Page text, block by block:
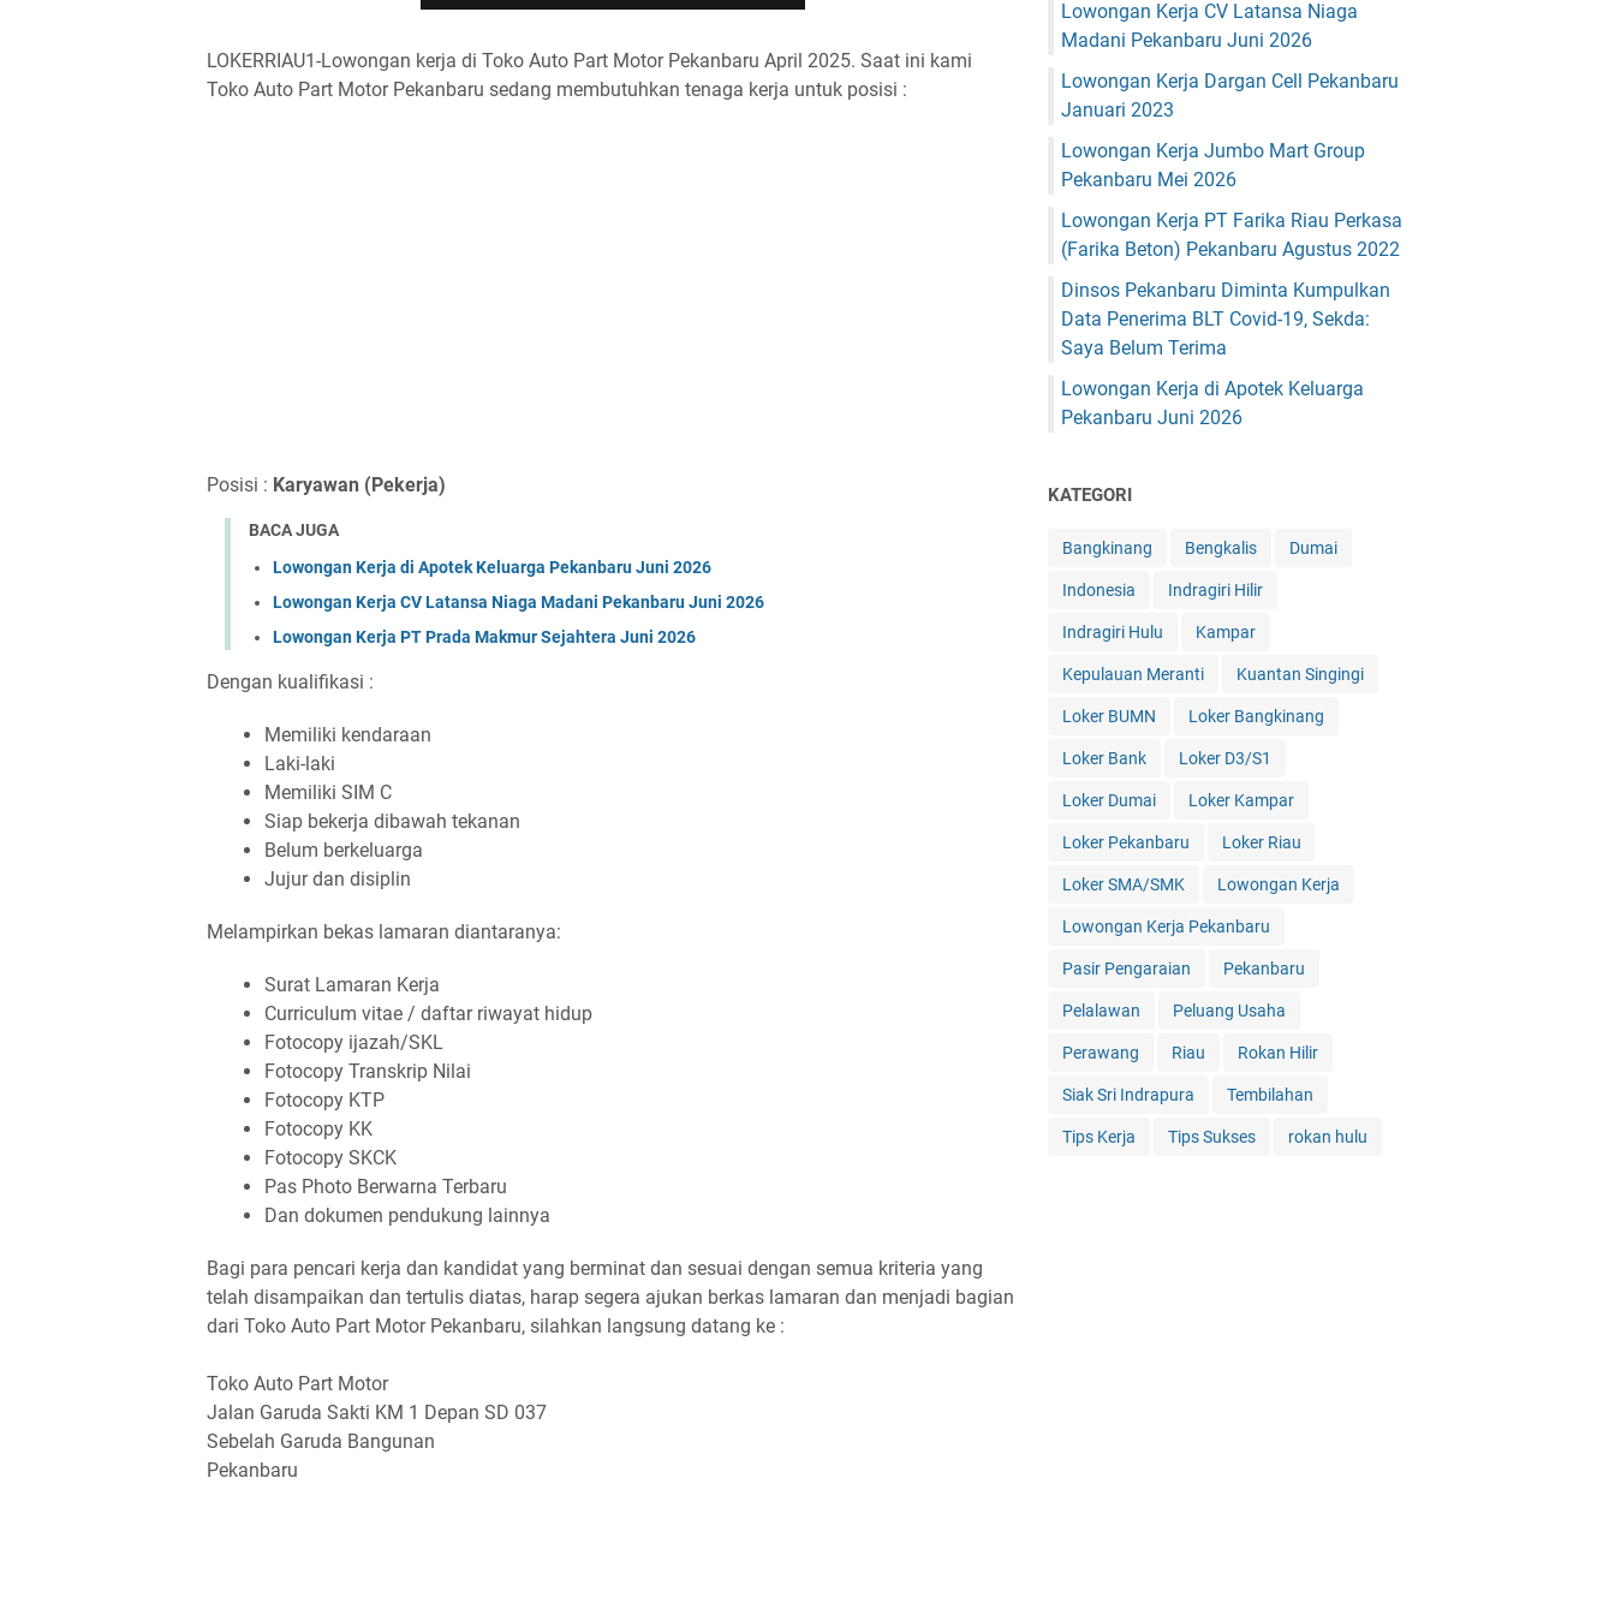
LOKERRIAU1-Lowongan kerja di Toko Auto Part Motor Pekanbaru April 2025. Saat ini kami
Toko Auto Part Motor Pekanbaru sedang membutuhkan tenaga kerja untuk posisi :
Posisi : Karyawan (Pekerja)
BACA JUGA
Lowongan Kerja di Apotek Keluarga Pekanbaru Juni 2026
Lowongan Kerja CV Latansa Niaga Madani Pekanbaru Juni 2026
Lowongan Kerja PT Prada Makmur Sejahtera Juni 2026
Dengan kualifikasi :
Memiliki kendaraan
Laki-laki
Memiliki SIM C
Siap bekerja dibawah tekanan
Belum berkeluarga
Jujur dan disiplin
Melampirkan bekas lamaran diantaranya:
Surat Lamaran Kerja
Curriculum vitae / daftar riwayat hidup
Fotocopy ijazah/SKL
Fotocopy Transkrip Nilai
Fotocopy KTP
Fotocopy KK
Fotocopy SKCK
Pas Photo Berwarna Terbaru
Dan dokumen pendukung lainnya
Bagi para pencari kerja dan kandidat yang berminat dan sesuai dengan semua kriteria yang
telah disampaikan dan tertulis diatas, harap segera ajukan berkas lamaran dan menjadi bagian
dari Toko Auto Part Motor Pekanbaru, silahkan langsung datang ke :
Toko Auto Part Motor
Jalan Garuda Sakti KM 1 Depan SD 037
Sebelah Garuda Bangunan
Pekanbaru
Lowongan Kerja CV Latansa Niaga
Madani Pekanbaru Juni 2026
Lowongan Kerja Dargan Cell Pekanbaru
Januari 2023
Lowongan Kerja Jumbo Mart Group
Pekanbaru Mei 2026
Lowongan Kerja PT Farika Riau Perkasa
(Farika Beton) Pekanbaru Agustus 2022
Dinsos Pekanbaru Diminta Kumpulkan
Data Penerima BLT Covid-19, Sekda:
Saya Belum Terima
Lowongan Kerja di Apotek Keluarga
Pekanbaru Juni 2026
KATEGORI
Bangkinang Bengkalis Dumai
Indonesia Indragiri Hilir
Indragiri Hulu Kampar
Kepulauan Meranti Kuantan Singingi
Loker BUMN Loker Bangkinang
Loker Bank Loker D3/S1
Loker Dumai Loker Kampar
Loker Pekanbaru Loker Riau
Loker SMA/SMK Lowongan Kerja
Lowongan Kerja Pekanbaru
Pasir Pengaraian Pekanbaru
Pelalawan Peluang Usaha
Perawang Riau Rokan Hilir
Siak Sri Indrapura Tembilahan
Tips Kerja Tips Sukses rokan hulu